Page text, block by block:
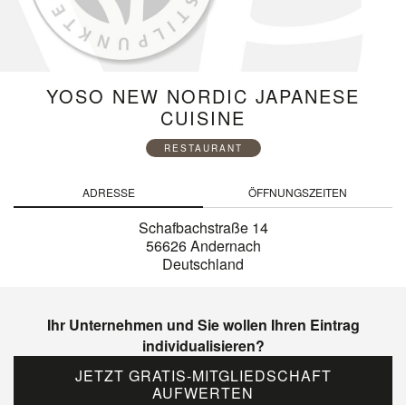
YOSO NEW NORDIC JAPANESE
CUISINE
RESTAURANT
ADRESSE ÖFFNUNGSZEITEN
Schafbachstraße 14
56626 Andernach
Deutschland
Ihr Unternehmen und Sie wollen Ihren Eintrag
individualisieren?
JETZT GRATIS-MITGLIEDSCHAFT
AUFWERTEN